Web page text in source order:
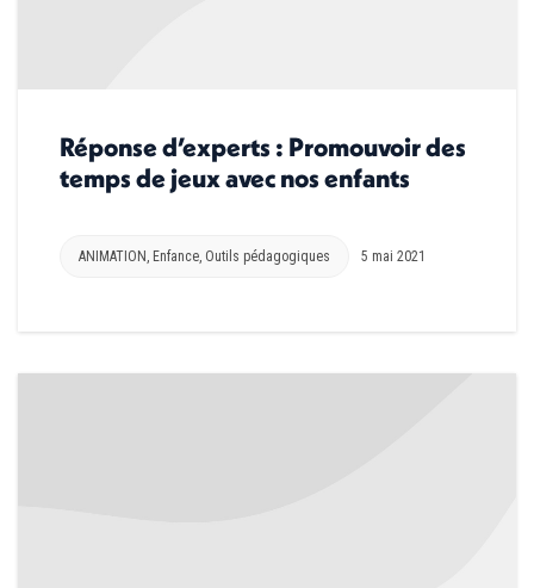
Réponse d’experts : Promouvoir des
temps de jeux avec nos enfants
ANIMATION Enfance Outils pédagogiques 5 mai 2021